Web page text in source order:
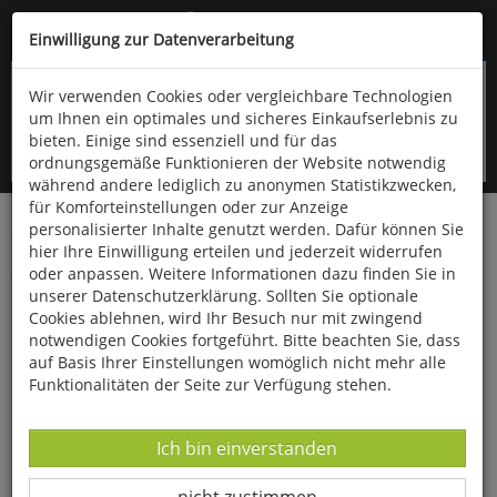
Kompletten Head der Seite überspringen
oder (06766) 9323-960
Startseite Bücher Downloads
Zeitschriften
SportPraxis
Moderner Tanz in der Schule
Einwilligung zur Datenverarbeitung
Wir verwenden Cookies oder vergleichbare Technologien
um Ihnen ein optimales und sicheres Einkaufserlebnis zu
bieten. Einige sind essenziell und für das
ordnungsgemäße Funktionieren der Website notwendig
während andere lediglich zu anonymen Statistikzwecken,
für Komforteinstellungen oder zur Anzeige
personalisierter Inhalte genutzt werden. Dafür können Sie
hier Ihre Einwilligung erteilen und jederzeit widerrufen
oder anpassen. Weitere Informationen dazu finden Sie in
unserer Datenschutzerklärung. Sollten Sie optionale
Cookies ablehnen, wird Ihr Besuch nur mit zwingend
notwendigen Cookies fortgeführt. Bitte beachten Sie, dass
auf Basis Ihrer Einstellungen womöglich nicht mehr alle
Funktionalitäten der Seite zur Verfügung stehen.
Datenverarbeitung -
Ich bin einverstanden